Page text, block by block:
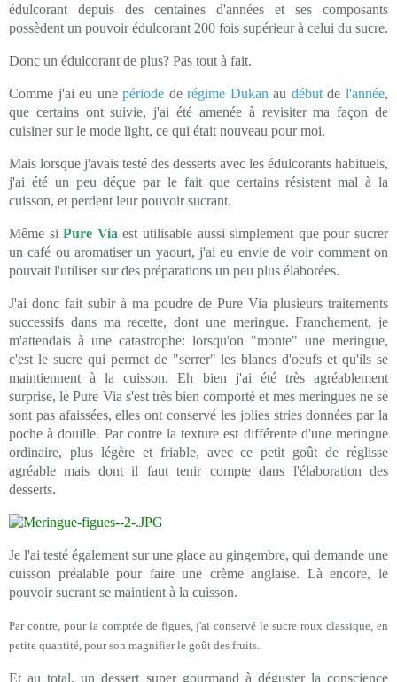
édulcorant depuis des centaines d'années et ses composants
possèdent un pouvoir édulcorant 200 fois supérieur à celui du sucre.
Donc un édulcorant de plus? Pas tout à fait.
Comme j'ai eu unepériode derégime Dukan au débutdel'année,
que certains ont suivie, j'ai été amenée à revisiter ma façon de
cuisiner sur le mode light, ce qui était nouveau pour moi.
Mais lorsque j'avais testé des desserts avec les édulcorants habituels,
j'ai été un peu déçue par le fait que certains résistent mal à la
cuisson, et perdent leur pouvoir sucrant.
Même siPure Via est utilisable aussi simplement que pour sucrer
un café ou aromatiser un yaourt, j'ai eu envie de voir comment on
pouvait l'utiliser sur des préparations un peu plus élaborées.
J'ai donc fait subir à ma poudre de Pure Via plusieurs traitements
successifs dans ma recette, dont une meringue. Franchement, je
m'attendais à une catastrophe: lorsqu'on "monte" une meringue,
c'est le sucre qui permet de "serrer" les blancs d'oeufs et qu'ils se
maintiennent à la cuisson. Eh bien j'ai été très agréablement
surprise, le Pure Via s'est très bien comporté et mes meringues ne se
sont pas afaissées, elles ont conservé les jolies stries données par la
poche à douille. Par contre la texture est différente d'une meringue
ordinaire, plus légère et friable, avec ce petit goût de réglisse
agréable mais dont il faut tenir compte dans l'élaboration des
desserts.
Je l'ai testé également sur une glace au gingembre, qui demande une
cuisson préalable pour faire une crème anglaise. Là encore, le
pouvoir sucrant se maintient à la cuisson.
Par contre, pour la comptée de figues, j'ai conservé le sucre roux classique, en
petite quantité, pour son magnifier le goût des fruits.
Et au total, un dessert super gourmand à déguster la conscience